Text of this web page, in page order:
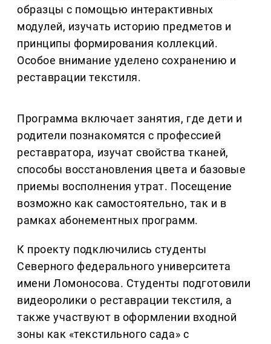
образцы с помощью интерактивных
модулей, изучать историю предметов и
принципы формирования коллекций.
Особое внимание уделено сохранению и
реставрации текстиля.
Программа включает занятия, где дети и
родители познакомятся с профессией
реставратора, изучат свойства тканей,
способы восстановления цвета и базовые
приемы восполнения утрат. Посещение
возможно как самостоятельно, так и в
рамках абонементных программ.
К проекту подключились студенты
Северного федерального университета
имени Ломоносова. Студенты подготовили
видеоролики о реставрации текстиля, а
также участвуют в оформлении входной
зоны как «текстильного сада» с